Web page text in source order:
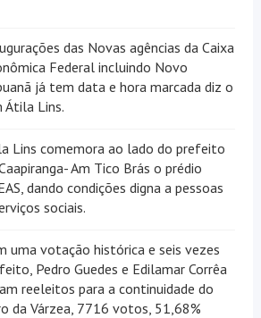
das Novas agências da Caixa
Federal incluindo Novo
já tem data e hora marcada diz o
Átila Lins.
Lins comemora ao lado do prefeito
Am Tico Brás o prédio
dando condições digna a pessoas
sociais.
uma votação histórica e seis vezes
Pedro Guedes e Edilamar Corrêa
reeleitos para a continuidade do
da Várzea, 7716 votos, 51,68%